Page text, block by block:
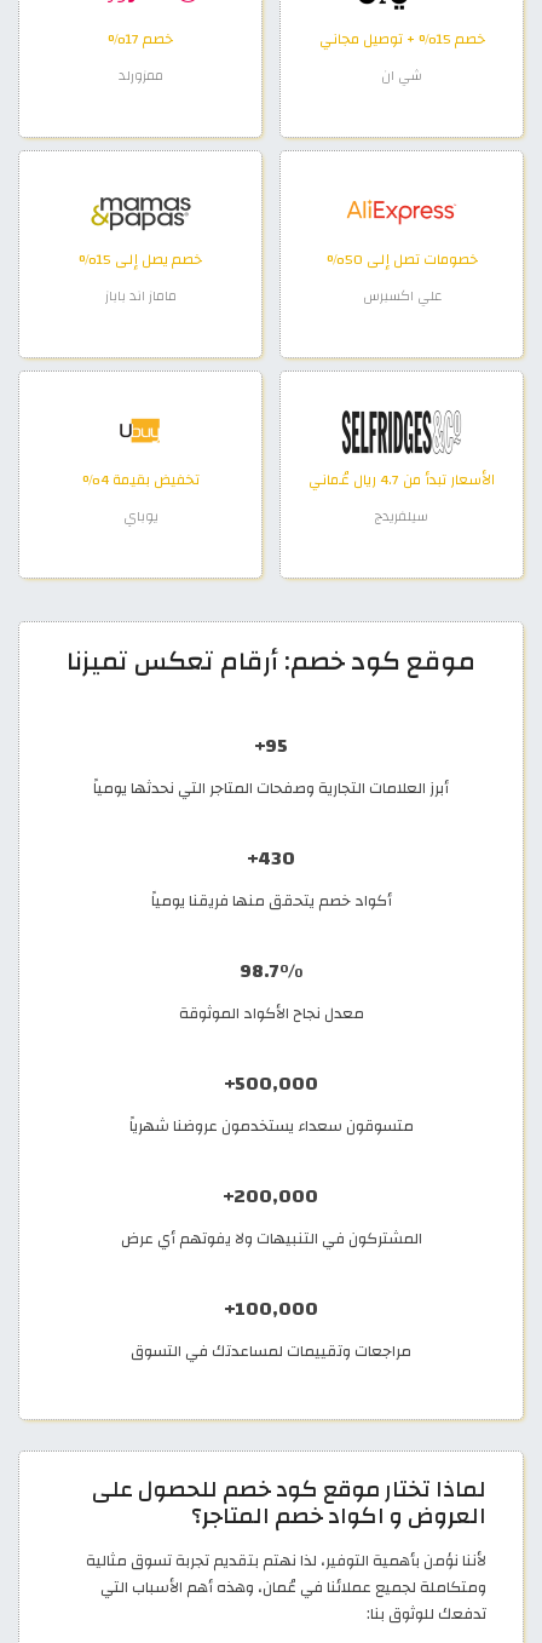
خصم 15% + توصيل مجاني
شي ان
خصم 17%
ممزورلد
خصومات تصل إلى 50%
علي اكسبرس
خصم يصل إلى 15%
ماماز اند باباز
الأسعار تبدأ من 4.7 ريال عُماني
سيلفريدج
تخفيض بقيمة 4%
يوباي
موقع كود خصم: أرقام تعكس تميزنا
95+
أبرز العلامات التجارية وصفحات المتاجر التي نحدثها يومياً
430+
أكواد خصم يتحقق منها فريقنا يومياً
98.7%
معدل نجاح الأكواد الموثوقة
500,000+
متسوقون سعداء يستخدمون عروضنا شهرياً
200,000+
المشتركون في التنبيهات ولا يفوتهم أي عرض
100,000+
مراجعات وتقييمات لمساعدتك في التسوق
لماذا تختار موقع كود خصم للحصول على
العروض و اكواد خصم المتاجر؟
لأننا نؤمن بأهمية التوفير، لذا نهتم بتقديم تجربة تسوق مثالية
ومتكاملة لجميع عملائنا في عُمان، وهذه أهم الأسباب التي
تدفعك للوثوق بنا: